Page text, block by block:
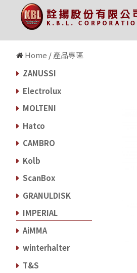
state='Y' and i=604 and ID=2
Home /產品專區
ZANUSSI
Electrolux
MOLTENI
Hatco
CAMBRO
Kolb
ScanBox
GRANULDISK
IMPERIAL
AiMMA
winterhalter
T&S